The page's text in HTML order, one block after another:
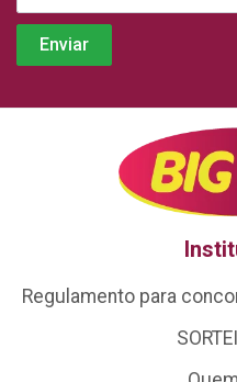
Regulamento para